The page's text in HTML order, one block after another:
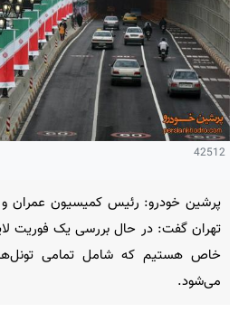
42512
پرشین خودرو: رئیس کمیسیون عمران
تهران گفت: در حال بررسی یک فوریت
خاص هستیم که شامل تمامی تونل‌ها
می‌شود.